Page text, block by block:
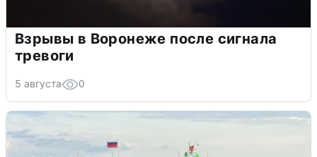
Взрывы в Воронеже после сигнала
тревоги
5 августа 0